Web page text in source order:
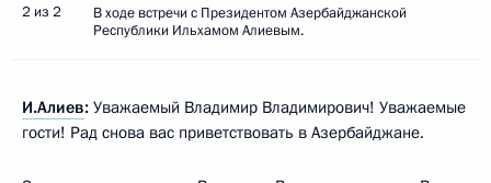
2 из 2
В ходе встречи с Президентом Азербайджанской
Республики Ильхамом Алиевым.
И.Алиев: Уважаемый Владимир Владимирович! Уважаемые
гости! Рад снова вас приветствовать в Азербайджане.